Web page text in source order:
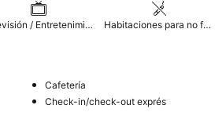
Televisión / Entretenimiento Habitaciones para no fumadores
Cafetería
Check-in/check-out exprés